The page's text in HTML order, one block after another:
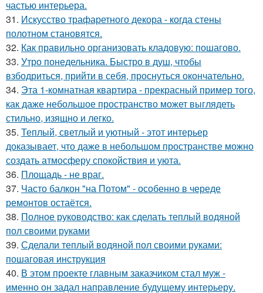
частью интерьера.
31. Искусство трафаретного декора - когда стены
полотном становятся.
32. Как правильно организовать кладовую: пошагово.
33. Утро понедельника. Быстро в душ, чтобы
взбодриться, прийти в себя, проснуться окончательно.
34. Эта 1-комнатная квартира - прекрасный пример того,
как даже небольшое пространство может выглядеть
стильно, изящно и легко.
35. Теплый, светлый и уютный - этот интерьер
доказывает, что даже в небольшом пространстве можно
создать атмосферу спокойствия и уюта.
36. Площадь - не враг.
37. Часто балкон "на Потом" - особенно в череде
ремонтов остаётся.
38. Полное руководство: как сделать теплый водяной
пол своими руками
39. Сделали теплый водяной пол своими руками:
пошаговая инструкция
40. В этом проекте главным заказчиком стал муж -
именно он задал направление будущему интерьеру.